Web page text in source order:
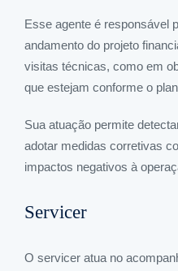
Esse agente é responsável
andamento do projeto
visitas técnicas, como em
que estejam conforme o
Sua atuação permite
adotar medidas corretivas
impactos negativos à
Servicer
O servicer atua no